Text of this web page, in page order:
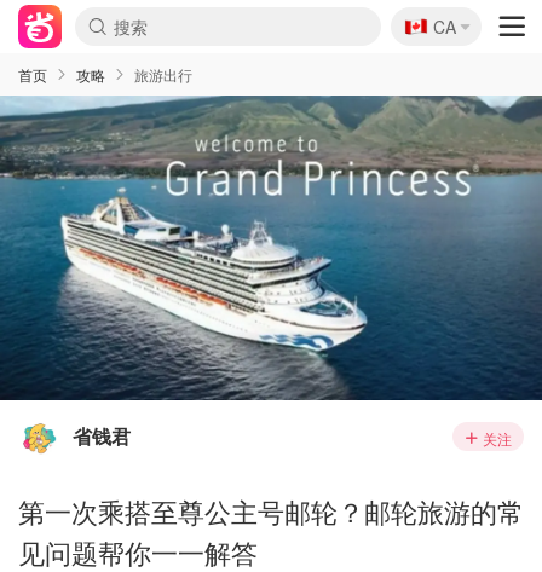
🇨🇦
CA
首页 攻略 旅游出行
省钱君 关注
第一次乘搭至尊公主号邮轮？邮轮旅游的常
见问题帮你一一解答